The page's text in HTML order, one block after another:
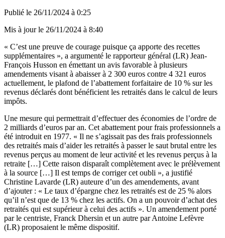
Publié le 26/11/2024 à 0:25
Mis à jour le 26/11/2024 à 8:40
« C’est une preuve de courage puisque ça apporte des recettes
supplémentaires », a argumenté le rapporteur général (LR) Jean-
François Husson en émettant un avis favorable à plusieurs
amendements visant à abaisser à 2 300 euros contre 4 321 euros
actuellement, le plafond de l’abattement forfaitaire de 10 % sur les
revenus déclarés dont bénéficient les retraités dans le calcul de leurs
impôts.
Une mesure qui permettrait d’effectuer des économies de l’ordre de
2 milliards d’euros par an. Cet abattement pour frais professionnels a
été introduit en 1977. « Il ne s’agissait pas des frais professionnels
des retraités mais d’aider les retraités à passer le saut brutal entre les
revenus perçus au moment de leur activité et les revenus perçus à la
retraite […] Cette raison disparaît complètement avec le prélèvement
à la source […] Il est temps de corriger cet oubli », a justifié
Christine Lavarde (LR) auteure d’un des amendements, avant
d’ajouter : « Le taux d’épargne chez les retraités est de 25 % alors
qu’il n’est que de 13 % chez les actifs. On a un pouvoir d’achat des
retraités qui est supérieur à celui des actifs ». Un amendement porté
par le centriste, Franck Dhersin et un autre par Antoine Lefèvre
(LR) proposaient le même dispositif.